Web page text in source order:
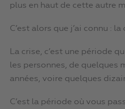
plus en haut de cette autre
C’est alors que j’ai connu : la
La crise, c’est une période
les personnes, de quelques
années, voire quelques
C’est la période où vous